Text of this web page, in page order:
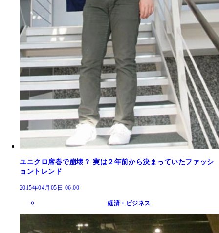
ユニクロ席巻で崩壊？ 実は２年前から決まっていたファッシ
ョントレンド
2015年04月05日 06:00
経済・ビジネス